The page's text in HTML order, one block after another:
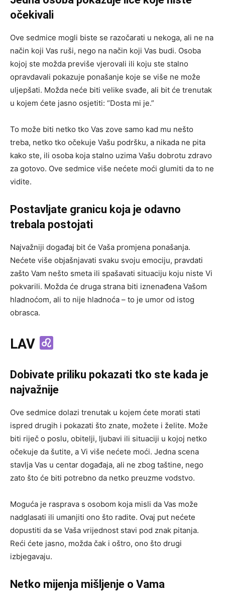
očekivali
Ove sedmice mogli biste se razočarati u nekoga, ali ne na
način koji Vas ruši, nego na način koji Vas budi. Osoba
kojoj ste možda previše vjerovali ili koju ste stalno
opravdavali pokazuje ponašanje koje se više ne može
uljepšati. Možda neće biti velike svađe, ali bit će trenutak
u kojem ćete jasno osjetiti: “Dosta mi je.”
To može biti netko tko Vas zove samo kad mu nešto
treba, netko tko očekuje Vašu podršku, a nikada ne pita
kako ste, ili osoba koja stalno uzima Vašu dobrotu zdravo
za gotovo. Ove sedmice više nećete moći glumiti da to ne
vidite.
Postavljate granicu koja je odavno
trebala postojati
Najvažniji događaj bit će Vaša promjena ponašanja.
Nećete više objašnjavati svaku svoju emociju, pravdati
zašto Vam nešto smeta ili spašavati situaciju koju niste Vi
pokvarili. Možda će druga strana biti iznenađena Vašom
hladnoćom, ali to nije hladnoća – to je umor od istog
obrasca.
LAV
Dobivate priliku pokazati tko ste kada je
najvažnije
Ove sedmice dolazi trenutak u kojem ćete morati stati
ispred drugih i pokazati što znate, možete i želite. Može
biti riječ o poslu, obitelji, ljubavi ili situaciji u kojoj netko
očekuje da šutite, a Vi više nećete moći. Jedna scena
stavlja Vas u centar događaja, ali ne zbog taštine, nego
zato što će biti potrebno da netko preuzme vodstvo.
Moguća je rasprava s osobom koja misli da Vas može
nadglasati ili umanjiti ono što radite. Ovaj put nećete
dopustiti da se Vaša vrijednost stavi pod znak pitanja.
Reći ćete jasno, možda čak i oštro, ono što drugi
izbjegavaju.
Netko mijenja mišljenje o Vama